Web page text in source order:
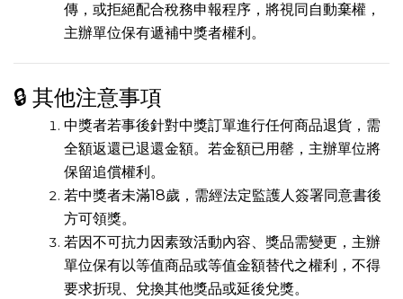
傳，或拒絕配合稅務申報程序，將視同自動棄權，
主辦單位保有遞補中獎者權利。
🔒 其他注意事項
中獎者若事後針對中獎訂單進行任何商品退貨，需
全額返還已退還金額。若金額已用罄，主辦單位將
保留追償權利。
若中獎者未滿18歲，需經法定監護人簽署同意書後
方可領獎。
若因不可抗力因素致活動內容、獎品需變更，主辦
單位保有以等值商品或等值金額替代之權利，不得
要求折現、兌換其他獎品或延後兌獎。